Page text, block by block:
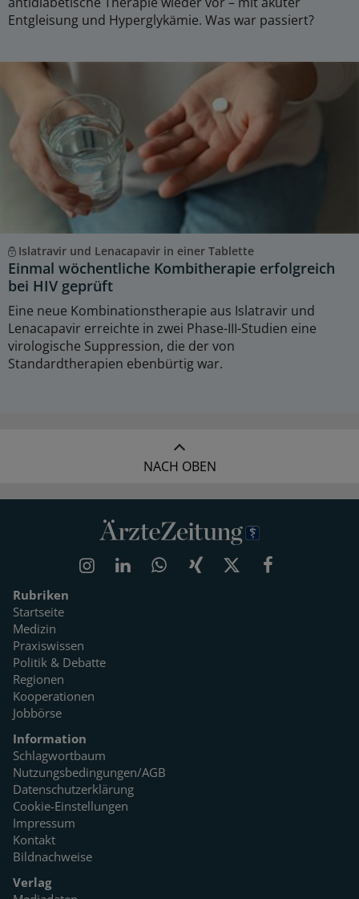
Entgleisung und Hyperglykämie. Was war passiert?
Islatravir und Lenacapavir in einer Tablette
Einmal wöchentliche Kombitherapie erfolgreich
bei HIV geprüft
Eine neue Kombinationstherapie aus Islatravir und
Lenacapavir erreichte in zwei Phase-III-Studien eine
virologische Suppression, die der von
Standardtherapien ebenbürtig war.
NACH OBEN
Rubriken
Startseite
Medizin
Praxiswissen
Politik & Debatte
Regionen
Kooperationen
Jobbörse
Information
Schlagwortbaum
Nutzungsbedingungen/AGB
Datenschutzerklärung
Cookie-Einstellungen
Impressum
Kontakt
Bildnachweise
Verlag